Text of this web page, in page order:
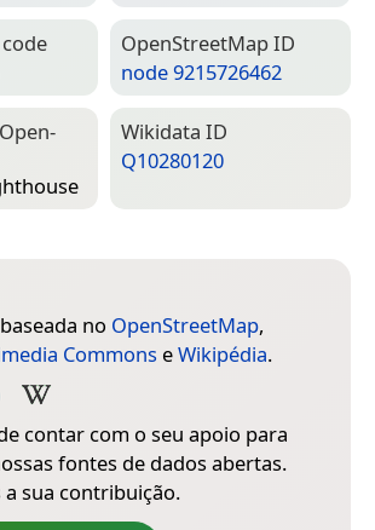
Open­Street­Map ID
node 9215726462
Wiki­data ID
Q10280120
no OpenStreetMap,
Commons eWikipédia.
contar com o seu apoio para
fontes de dados abertas.
sua contribuição.